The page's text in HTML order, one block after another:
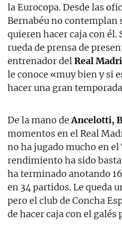
la Eurocopa. Desde las
Bernabéu no contemplan
quieren hacer caja con él.
rueda de prensa de
entrenador delReal
le conoce «muy bien y si
hacer una gran
De la mano deAncelotti,
momentos en el Real
no ha jugado mucho en
rendimiento ha sido
ha terminado anotando
en 34 partidos. Le queda
pero el club de Concha
de hacer caja con el galés